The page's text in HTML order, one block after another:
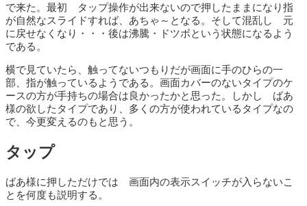
で来た。最初 タップ操作が出来ないので押したままになり指
が自然なスライドすれば、あちゃ～となる。そして混乱し 元
に戻せなくなり・・・後は沸騰・ドツボという状態になるよう
である。
横で見ていたら、触ってないつもりだが画面に手のひらの一
部、指が触っているようである。画面カバーのないタイプのケ
ースの方が手持ちの場合は良かったかと思った。しかし ばあ
様の欲したタイプであり、多くの方が使われているタイプなの
で、今更変えるのもと思う。
タップ
ばあ様に押しただけでは 画面内の表示スイッチが入らないこ
とを何度も説明する。